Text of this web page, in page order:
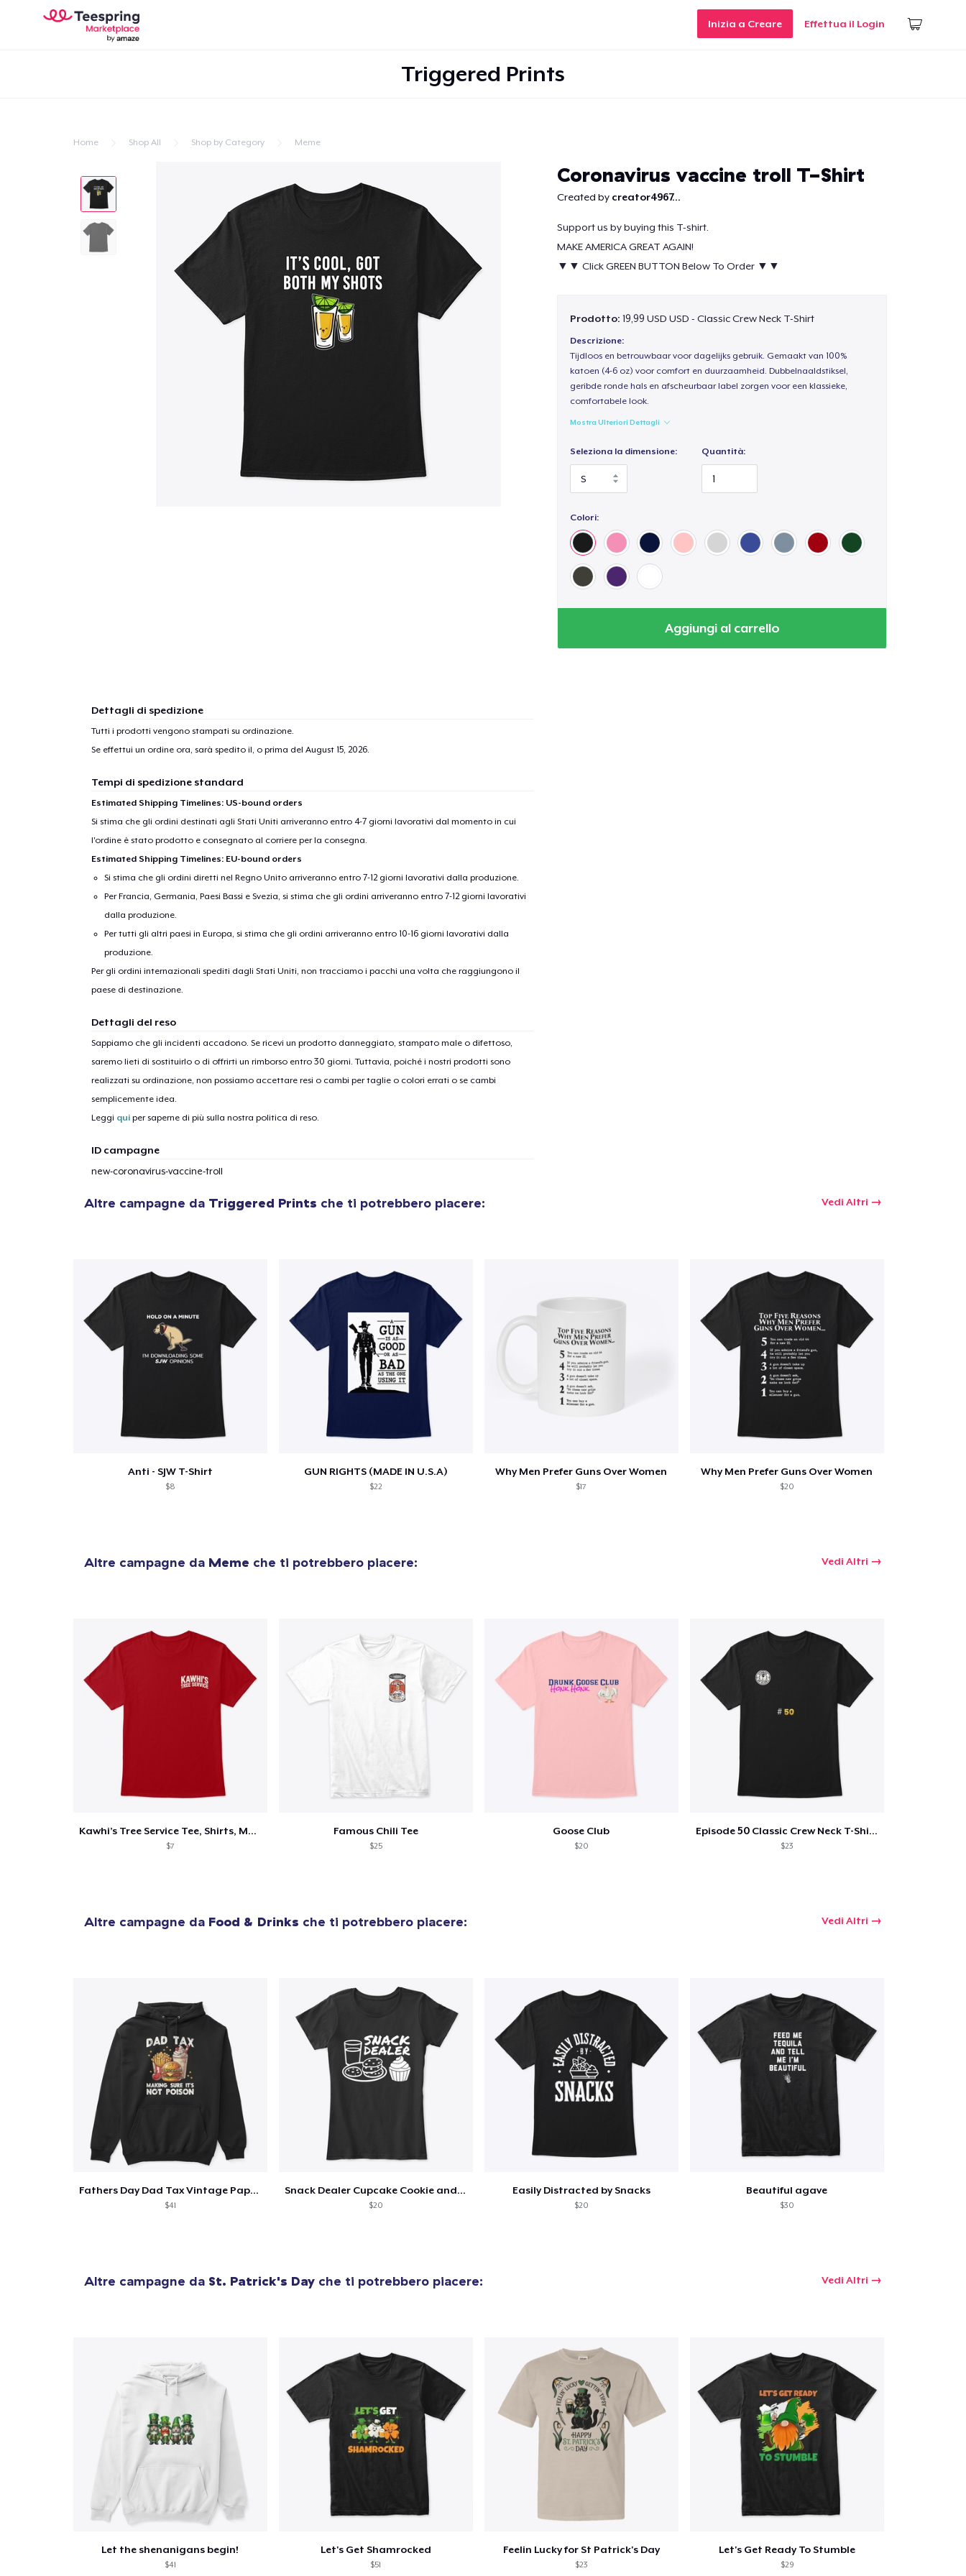
Inizia a Creare Effettua il Login
Triggered Prints
Home Shop All Shop by Category Meme
Coronavirus vaccine troll T-Shirt
Created by creator4967...
Support us by buying this T-shirt.
MAKE AMERICA GREAT AGAIN!
▼▼ Click GREEN BUTTON Below To Order ▼▼
Prodotto: 19,99 USD USD - Classic Crew Neck T-Shirt
Descrizione:
Tijdloos en betrouwbaar voor dagelijks gebruik. Gemaakt van 100%
katoen (4-6 oz) voor comfort en duurzaamheid. Dubbelnaaldstiksel,
geribde ronde hals en afscheurbaar label zorgen voor een klassieke,
comfortabele look.
Mostra Ulteriori Dettagli
Seleziona la dimensione: Quantità:
Colori:
Aggiungi al carrello
Dettagli di spedizione
Tutti i prodotti vengono stampati su ordinazione.
Se effettui un ordine ora, sarà spedito il, o prima del August 15, 2026.
Tempi di spedizione standard
Estimated Shipping Timelines: US-bound orders
Si stima che gli ordini destinati agli Stati Uniti arriveranno entro 4-7 giorni lavorativi dal momento in cui
l'ordine è stato prodotto e consegnato al corriere per la consegna.
Estimated Shipping Timelines: EU-bound orders
Si stima che gli ordini diretti nel Regno Unito arriveranno entro 7-12 giorni lavorativi dalla produzione.
Per Francia, Germania, Paesi Bassi e Svezia, si stima che gli ordini arriveranno entro 7-12 giorni lavorativi
dalla produzione.
Per tutti gli altri paesi in Europa, si stima che gli ordini arriveranno entro 10-16 giorni lavorativi dalla
produzione.
Per gli ordini internazionali spediti dagli Stati Uniti, non tracciamo i pacchi una volta che raggiungono il
paese di destinazione.
Dettagli del reso
Sappiamo che gli incidenti accadono. Se ricevi un prodotto danneggiato, stampato male o difettoso,
saremo lieti di sostituirlo o di offrirti un rimborso entro 30 giorni. Tuttavia, poiché i nostri prodotti sono
realizzati su ordinazione, non possiamo accettare resi o cambi per taglie o colori errati o se cambi
semplicemente idea.
Leggi quiper saperne di più sulla nostra politica di reso.
ID campagne
new-coronavirus-vaccine-troll
Altre campagne da Triggered Prints che ti potrebbero piacere: Vedi Altri
Anti - SJW T-Shirt
$8
GUN RIGHTS (MADE IN U.S.A)
$22
Why Men Prefer Guns Over Women
$17
Why Men Prefer Guns Over Women
$20
Altre campagne da Meme che ti potrebbero piacere: Vedi Altri
Kawhi’s Tree Service Tee, Shirts, Mug
$7
Famous Chili Tee
$25
Goose Club
$20
Episode 50 Classic Crew Neck T-Shirt
$23
Altre campagne da Food & Drinks che ti potrebbero piacere: Vedi Altri
Fathers Day Dad Tax Vintage Papa T-Shirt
$41
Snack Dealer Cupcake Cookie and Milk
$20
Easily Distracted by Snacks
$20
Beautiful agave
$30
Altre campagne da St. Patrick's Day che ti potrebbero piacere: Vedi Altri
Let the shenanigans begin!
$41
Let's Get Shamrocked
$51
Feelin Lucky for St Patrick's Day
$23
Let's Get Ready To Stumble
$29
Procedi alla Pagina di
Pagamento
Continua a Comprare